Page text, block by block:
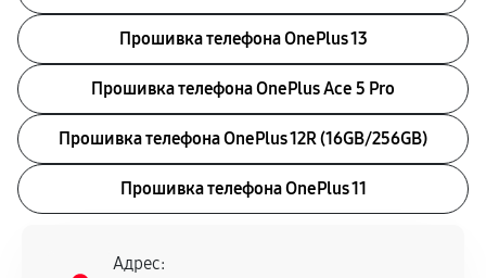
Прошивка телефона OnePlus 13
Прошивка телефона OnePlus Ace 5 Pro
Прошивка телефона OnePlus 12R (16GB/256GB)
Прошивка телефона OnePlus 11
Адрес: